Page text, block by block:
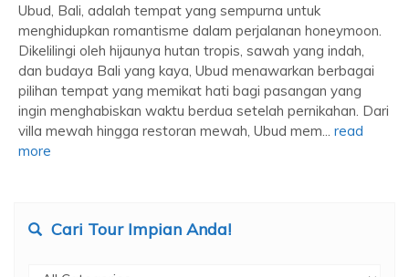
Ubud, Bali, adalah tempat yang sempurna untuk
menghidupkan romantisme dalam perjalanan honeymoon.
Dikelilingi oleh hijaunya hutan tropis, sawah yang indah,
dan budaya Bali yang kaya, Ubud menawarkan berbagai
pilihan tempat yang memikat hati bagi pasangan yang
ingin menghabiskan waktu berdua setelah pernikahan. Dari
villa mewah hingga restoran mewah, Ubud mem... read
more
Cari Tour Impian Anda!